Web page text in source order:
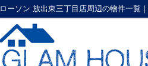
ローソン 放出東三丁目店周辺の物件一覧